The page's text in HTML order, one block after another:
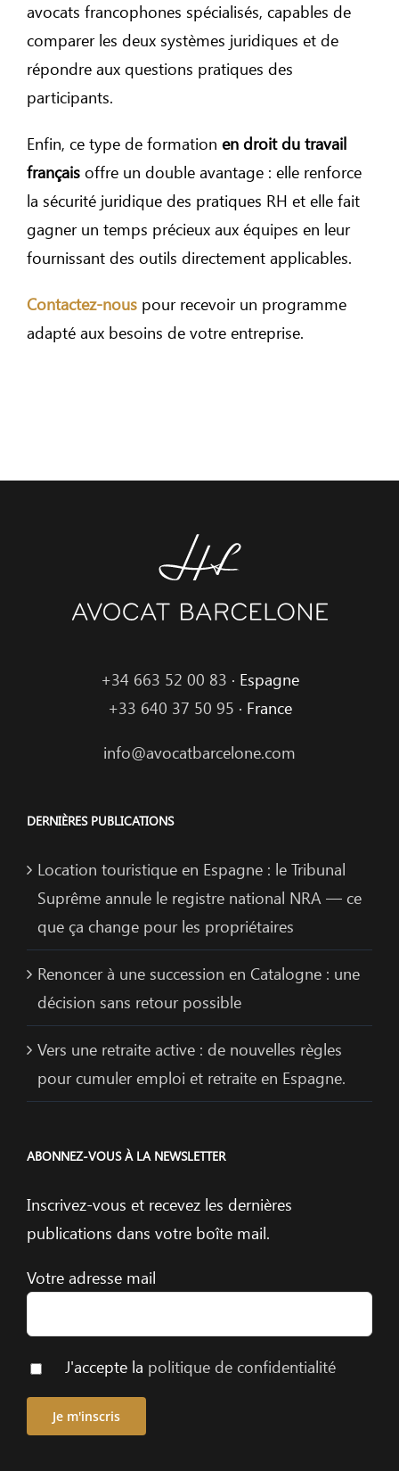
avocats francophones spécialisés, capables de
comparer les deux systèmes juridiques et de
répondre aux questions pratiques des
participants.
Enfin, ce type de formation en droit du travail
françaisoffre un double avantage : elle renforce
la sécurité juridique des pratiques RH et elle fait
gagner un temps précieux aux équipes en leur
fournissant des outils directement applicables.
Contactez-nouspour recevoir un programme
adapté aux besoins de votre entreprise.
+34 663 52 00 83 · Espagne
+33 640 37 50 95 · France
info@avocatbarcelone.com
DERNIÈRES PUBLICATIONS
Location touristique en Espagne : le Tribunal
Suprême annule le registre national NRA — ce
que ça change pour les propriétaires
Renoncer à une succession en Catalogne : une
décision sans retour possible
Vers une retraite active : de nouvelles règles
pour cumuler emploi et retraite en Espagne.
ABONNEZ-VOUS À LA NEWSLETTER
Inscrivez-vous et recevez les dernières
publications dans votre boîte mail.
Votre adresse mail
J'accepte la politique de confidentialité